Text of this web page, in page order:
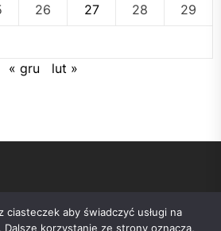
26 27 28 29
« gru
lut »
ciasteczek aby świadczyć usługi na
Dalsze korzystanie ze strony oznacza,